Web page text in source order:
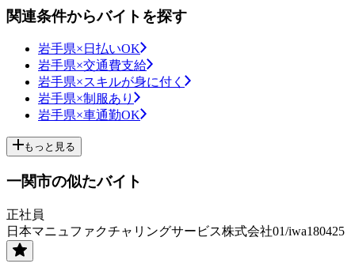
関連条件からバイトを探す
岩手県×日払いOK
岩手県×交通費支給
岩手県×スキルが身に付く
岩手県×制服あり
岩手県×車通勤OK
もっと見る
一関市の似たバイト
正社員
日本マニュファクチャリングサービス株式会社01/iwa180425